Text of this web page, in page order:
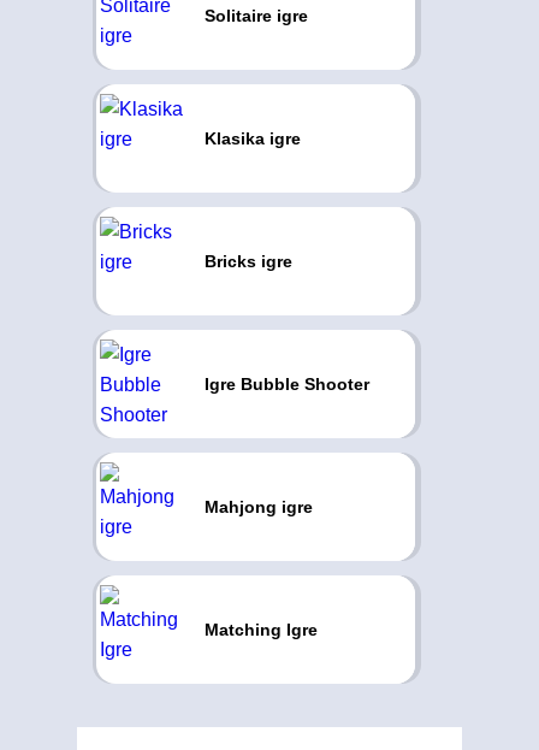
Solitaire igre
Klasika igre
Bricks igre
Igre Bubble Shooter
Mahjong igre
Matching Igre